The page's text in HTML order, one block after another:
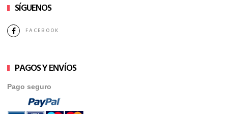
SÍGUENOS
FACEBOOK
PAGOS Y ENVÍOS
Pago seguro